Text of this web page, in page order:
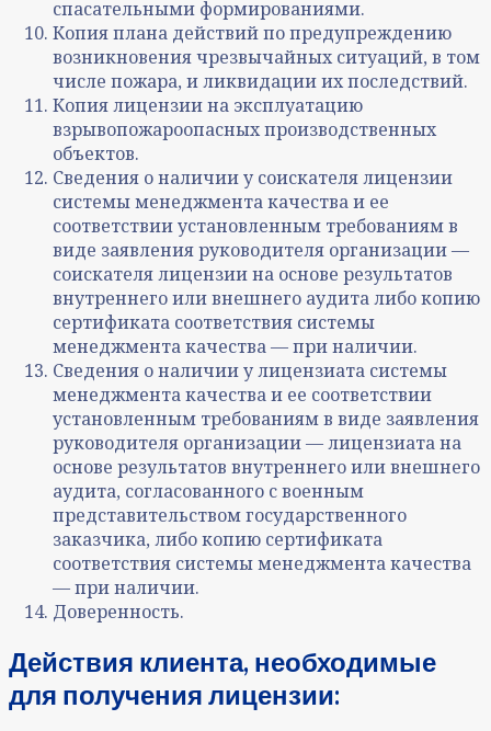
спасательными формированиями.
Копия плана действий по предупреждению
возникновения чрезвычайных ситуаций, в том
числе пожара, и ликвидации их последствий.
Копия лицензии на эксплуатацию
взрывопожароопасных производственных
объектов.
Сведения о наличии у соискателя лицензии
системы менеджмента качества и ее
соответствии установленным требованиям в
виде заявления руководителя организации —
соискателя лицензии на основе результатов
внутреннего или внешнего аудита либо копию
сертификата соответствия системы
менеджмента качества — при наличии.
Сведения о наличии у лицензиата системы
менеджмента качества и ее соответствии
установленным требованиям в виде заявления
руководителя организации — лицензиата на
основе результатов внутреннего или внешнего
аудита, согласованного с военным
представительством государственного
заказчика, либо копию сертификата
соответствия системы менеджмента качества
— при наличии.
Доверенность.
Действия клиента, необходимые
для получения лицензии: